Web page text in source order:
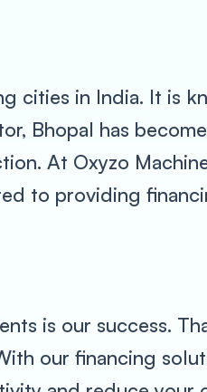
cities in India. It is
Bhopal has
At Oxyzo
to providing
is our success.
our financing